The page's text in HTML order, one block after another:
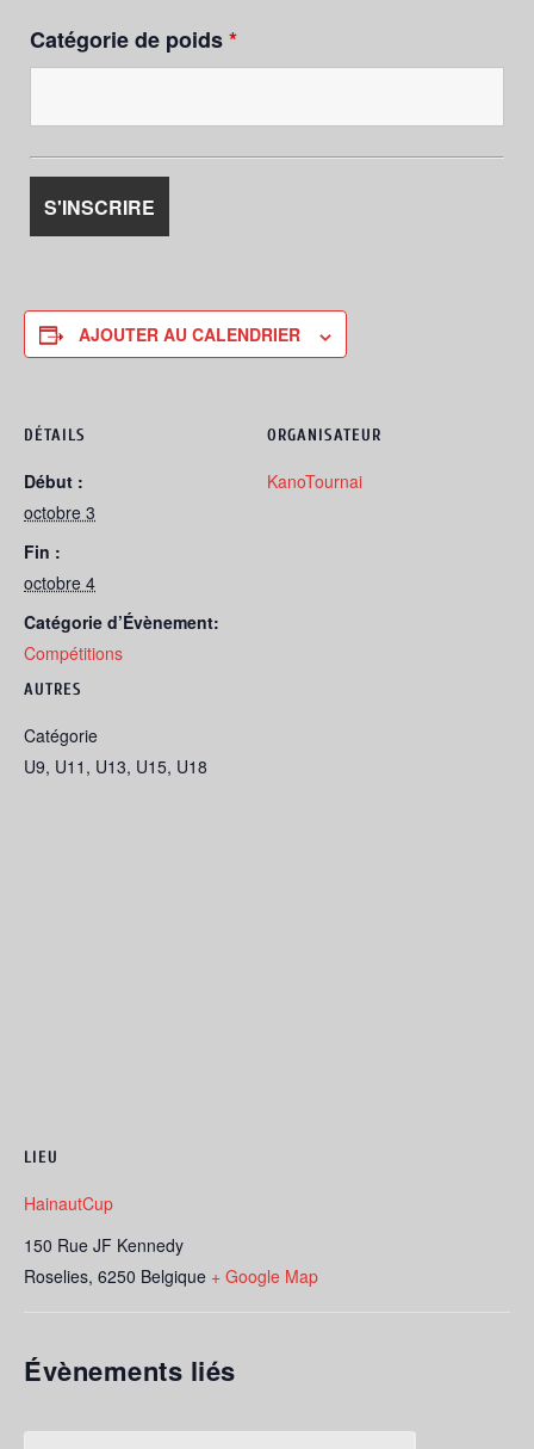
Catégorie de poids*
AJOUTER AU CALENDRIER
DÉTAILS
Début :
octobre 3
Fin :
octobre 4
Catégorie d’Évènement:
Compétitions
ORGANISATEUR
KanoTournai
AUTRES
Catégorie
U9, U11, U13, U15, U18
LIEU
HainautCup
150 Rue JF Kennedy
Roselies, 6250 Belgique + Google Map
Évènements liés